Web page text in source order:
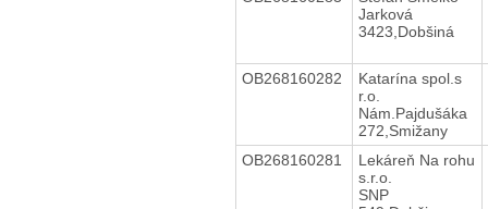
Jarková
3423,Dobšiná
OB268160282
Katarína spol.s
r.o.
Nám.Pajdušáka
272,Smižany
OB268160281
Lekáreň Na rohu
s.r.o.
SNP